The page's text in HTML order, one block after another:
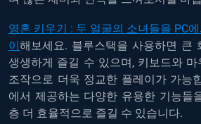
영혼 키우기 : 두 얼굴의 소녀들을 PC
이해보세요. 블루스택을 사용하면 큰
생생하게 즐길 수 있으며, 키보드와 마
조작으로 더욱 정교한 플레이가 가능
에서 제공하는 다양한 유용한 기능들
층 더 효율적으로 즐길 수 있습니다.